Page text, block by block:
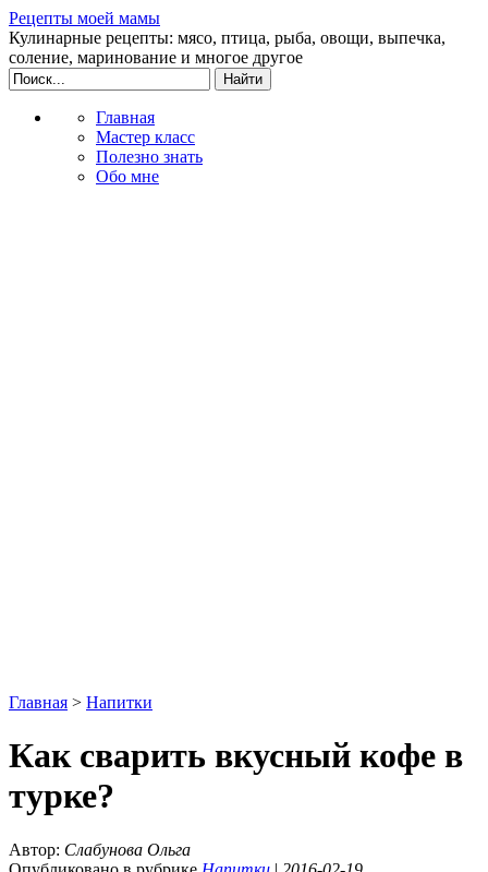
Рецепты моей мамы
Кулинарные рецепты: мясо, птица, рыба, овощи, выпечка,
соление, маринование и многое другое
Главная
Мастер класс
Полезно знать
Обо мне
Главная > Напитки
Как сварить вкусный кофе в
турке?
Автор: Слабунова Ольга